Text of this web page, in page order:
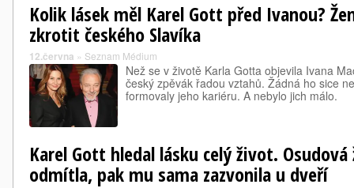
Kolik lásek měl Karel Gott před Ivanou?
zkrotit českého Slavíka
12.června » Seznam Médium
Než se v životě Karla Gotta objevila Ivana
český zpěvák řadou vztahů. Žádná ho sice
formovaly jeho kariéru. A nebylo jich málo.
Karel Gott hledal lásku celý život.
odmítla, pak mu sama zazvonila u dveří